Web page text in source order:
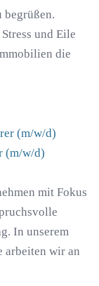
begrüßen.
und Eile
die
(m/w/d)
mit Fokus
In unserem
arbeiten wir an